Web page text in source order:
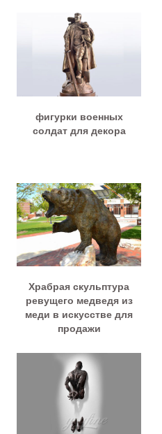
фигурки военных
солдат для декора
Храбрая скульптура
ревущего медведя из
меди в искусстве для
продажи